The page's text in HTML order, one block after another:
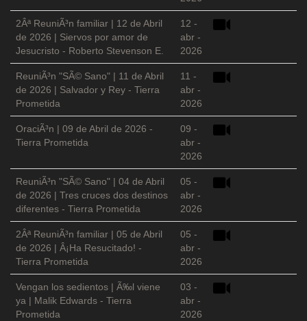
2Âª ReuniÃ³n familiar | 12 de Abril
de 2026 | Siervos por amor de
Jesucristo - Roberto Stevenson E.
12 -
abr -
2026
ReuniÃ³n "SÃ© Sano" | 11 de Abril
de 2026 | Salvador y Rey - Tierra
Prometida
11 -
abr -
2026
OraciÃ³n | 09 de Abril de 2026 -
Tierra Prometida
09 -
abr -
2026
ReuniÃ³n "SÃ© Sano" | 04 de Abril
de 2026 | Tres cruces dos destinos
diferentes - Tierra Prometida
05 -
abr -
2026
2Âª ReuniÃ³n familiar | 05 de Abril
de 2026 | Â¡Ha Resucitado! -
Tierra Prometida
05 -
abr -
2026
Vengan los sedientos | Ã‰l viene
ya | Malik Edwards - Tierra
Prometida
03 -
abr -
2026